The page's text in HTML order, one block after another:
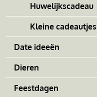
Huwelijkscadeau
Kleine cadeautjes
Date ideeën
Dieren
Feestdagen